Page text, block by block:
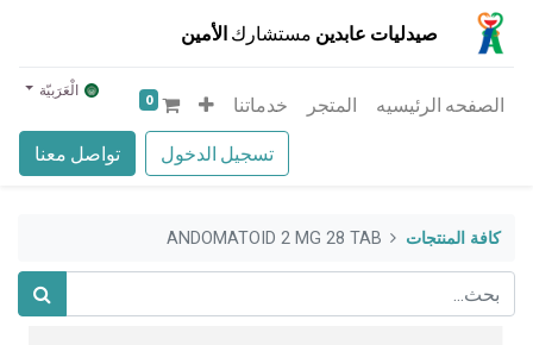
صيدليات عابدين مستشارك الأمين
تسجيل الدخول تواصل معنا
الصفحه الرئيسيه المتجر خدماتنا 0 الْعَرَبيّة
كافة المنتجات ANDOMATOID 2 MG 28 TAB